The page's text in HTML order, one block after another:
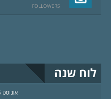
FOLLOWERS
לוח שנה
אוגוסט 2026